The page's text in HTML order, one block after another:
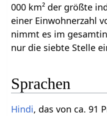
000 km² der größte
einer Einwohnerzahl
nimmt es im
nur die siebte Stelle
Sprachen
Hindi, das von ca. 91